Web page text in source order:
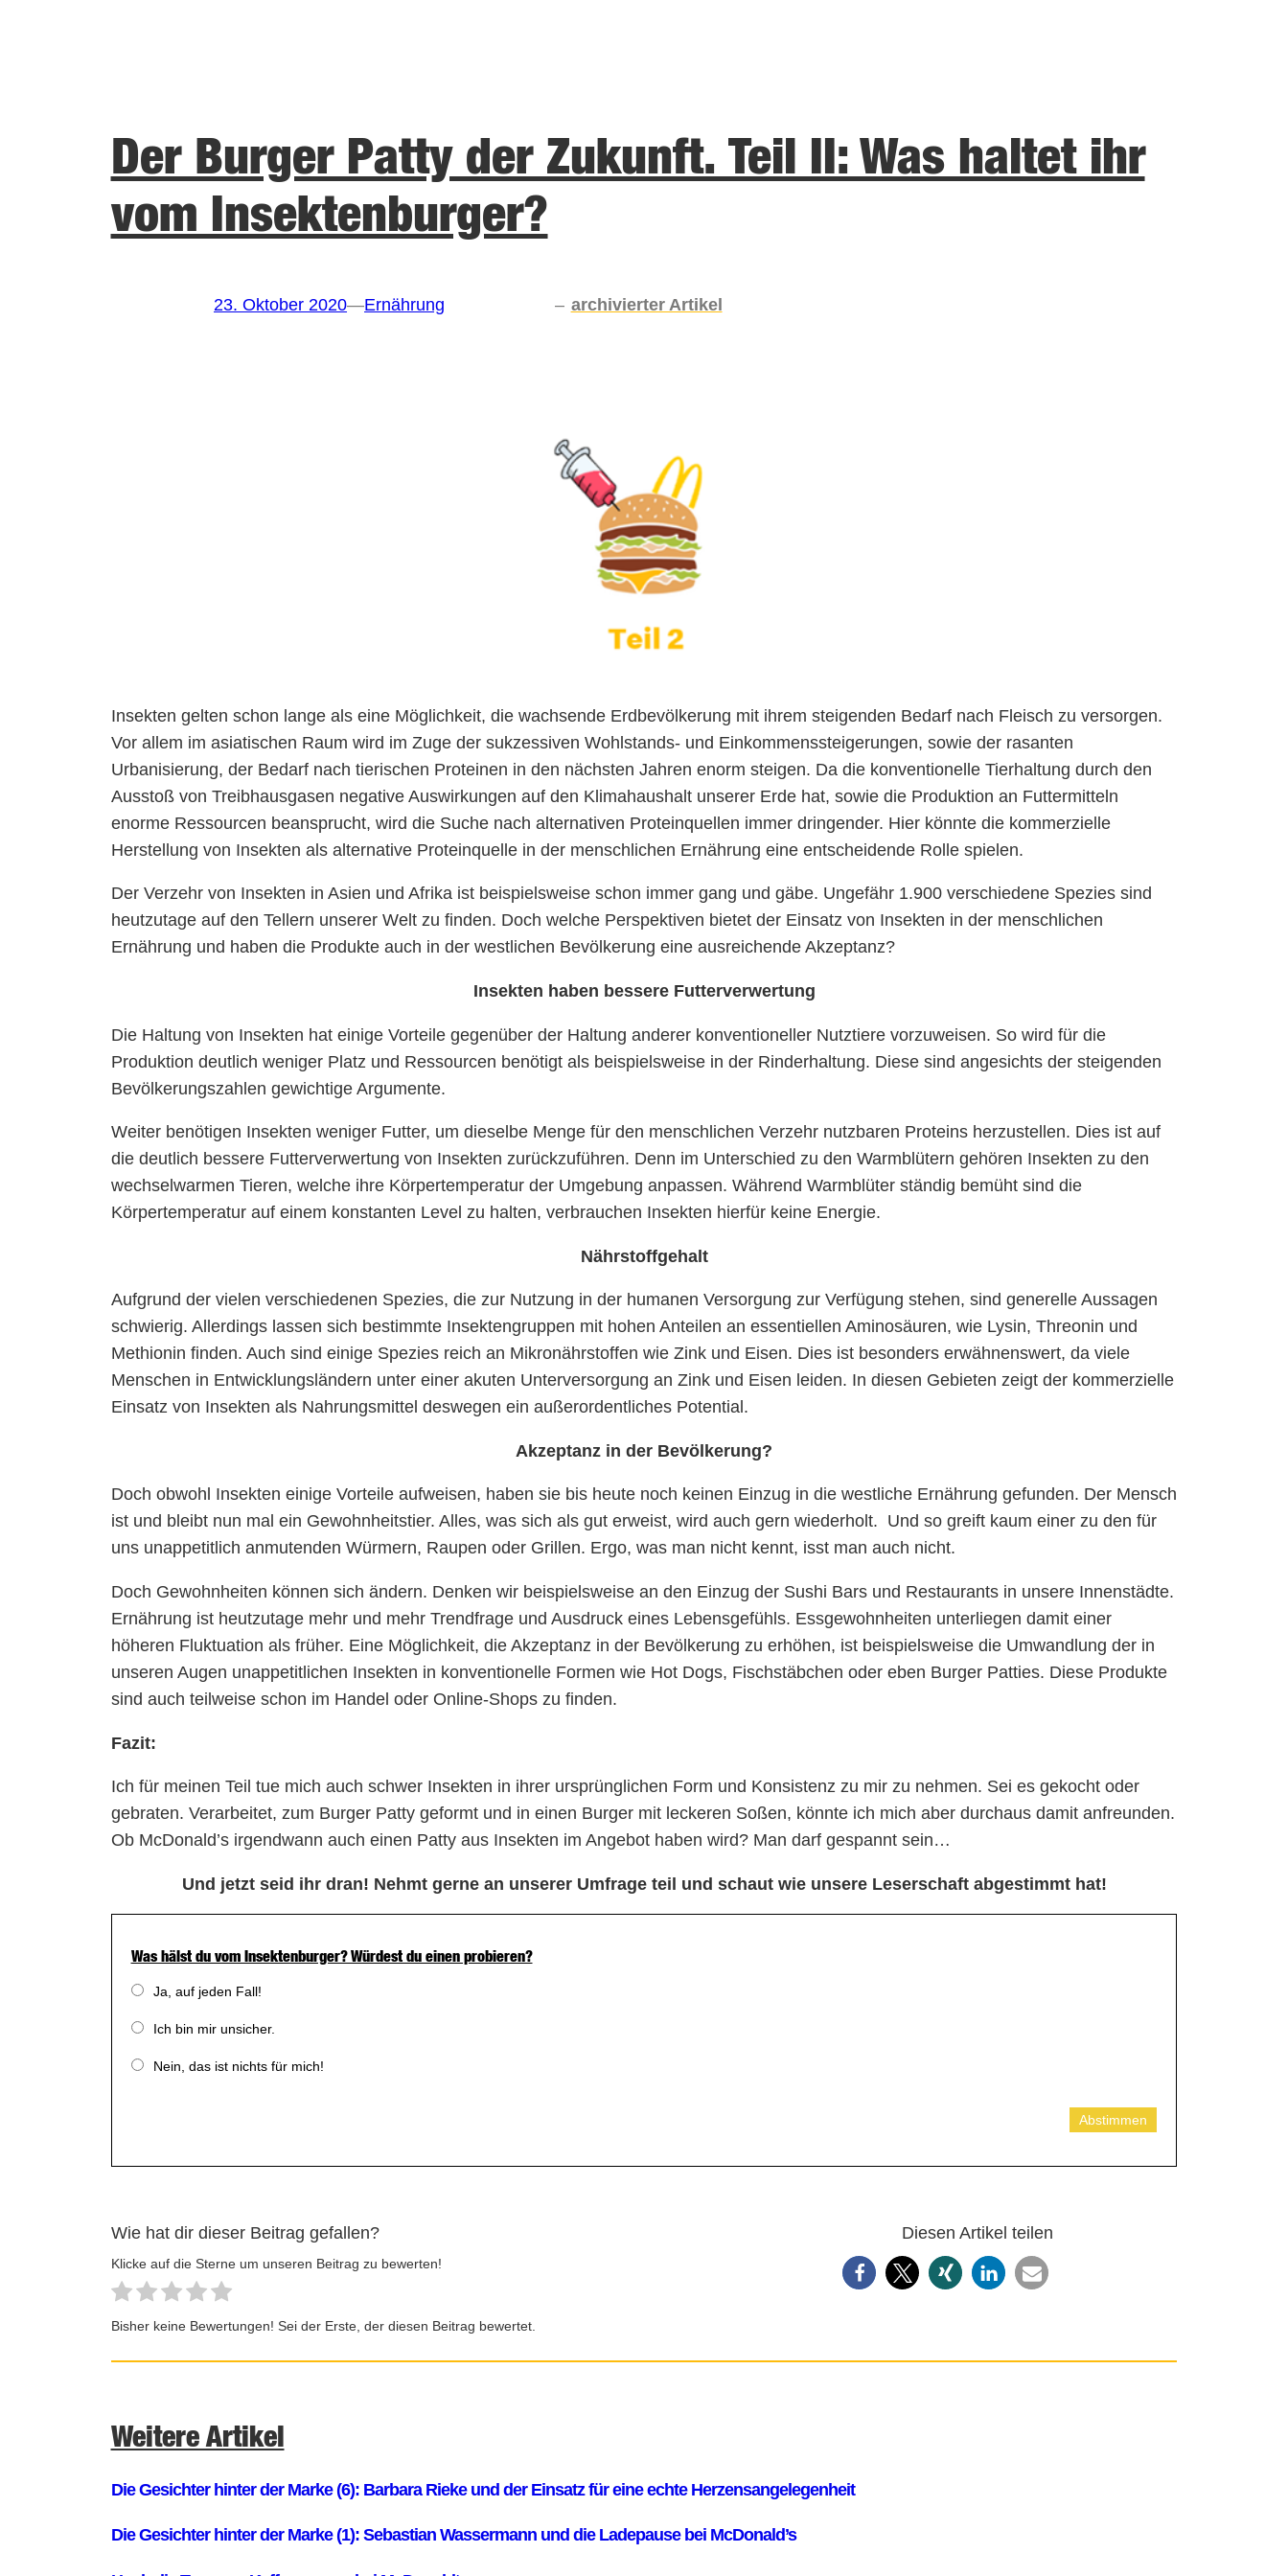
Der Burger Patty der Zukunft. Teil II: Was haltet ihr
vom Insektenburger?
23. Oktober 2020—Ernährung – archivierter Artikel
Insekten gelten schon lange als eine Möglichkeit, die wachsende Erdbevölkerung mit ihrem steigenden Bedarf nach Fleisch zu versorgen.
Vor allem im asiatischen Raum wird im Zuge der sukzessiven Wohlstands- und Einkommenssteigerungen, sowie der rasanten
Urbanisierung, der Bedarf nach tierischen Proteinen in den nächsten Jahren enorm steigen. Da die konventionelle Tierhaltung durch den
Ausstoß von Treibhausgasen negative Auswirkungen auf den Klimahaushalt unserer Erde hat, sowie die Produktion an Futtermitteln
enorme Ressourcen beansprucht, wird die Suche nach alternativen Proteinquellen immer dringender. Hier könnte die kommerzielle
Herstellung von Insekten als alternative Proteinquelle in der menschlichen Ernährung eine entscheidende Rolle spielen.
Der Verzehr von Insekten in Asien und Afrika ist beispielsweise schon immer gang und gäbe. Ungefähr 1.900 verschiedene Spezies sind
heutzutage auf den Tellern unserer Welt zu finden. Doch welche Perspektiven bietet der Einsatz von Insekten in der menschlichen
Ernährung und haben die Produkte auch in der westlichen Bevölkerung eine ausreichende Akzeptanz?
Insekten haben bessere Futterverwertung
Die Haltung von Insekten hat einige Vorteile gegenüber der Haltung anderer konventioneller Nutztiere vorzuweisen. So wird für die
Produktion deutlich weniger Platz und Ressourcen benötigt als beispielsweise in der Rinderhaltung. Diese sind angesichts der steigenden
Bevölkerungszahlen gewichtige Argumente.
Weiter benötigen Insekten weniger Futter, um dieselbe Menge für den menschlichen Verzehr nutzbaren Proteins herzustellen. Dies ist auf
die deutlich bessere Futterverwertung von Insekten zurückzuführen. Denn im Unterschied zu den Warmblütern gehören Insekten zu den
wechselwarmen Tieren, welche ihre Körpertemperatur der Umgebung anpassen. Während Warmblüter ständig bemüht sind die
Körpertemperatur auf einem konstanten Level zu halten, verbrauchen Insekten hierfür keine Energie.
Nährstoffgehalt
Aufgrund der vielen verschiedenen Spezies, die zur Nutzung in der humanen Versorgung zur Verfügung stehen, sind generelle Aussagen
schwierig. Allerdings lassen sich bestimmte Insektengruppen mit hohen Anteilen an essentiellen Aminosäuren, wie Lysin, Threonin und
Methionin finden. Auch sind einige Spezies reich an Mikronährstoffen wie Zink und Eisen. Dies ist besonders erwähnenswert, da viele
Menschen in Entwicklungsländern unter einer akuten Unterversorgung an Zink und Eisen leiden. In diesen Gebieten zeigt der kommerzielle
Einsatz von Insekten als Nahrungsmittel deswegen ein außerordentliches Potential.
Akzeptanz in der Bevölkerung?
Doch obwohl Insekten einige Vorteile aufweisen, haben sie bis heute noch keinen Einzug in die westliche Ernährung gefunden. Der Mensch
ist und bleibt nun mal ein Gewohnheitstier. Alles, was sich als gut erweist, wird auch gern wiederholt. Und so greift kaum einer zu den für
uns unappetitlich anmutenden Würmern, Raupen oder Grillen. Ergo, was man nicht kennt, isst man auch nicht.
Doch Gewohnheiten können sich ändern. Denken wir beispielsweise an den Einzug der Sushi Bars und Restaurants in unsere Innenstädte.
Ernährung ist heutzutage mehr und mehr Trendfrage und Ausdruck eines Lebensgefühls. Essgewohnheiten unterliegen damit einer
höheren Fluktuation als früher. Eine Möglichkeit, die Akzeptanz in der Bevölkerung zu erhöhen, ist beispielsweise die Umwandlung der in
unseren Augen unappetitlichen Insekten in konventionelle Formen wie Hot Dogs, Fischstäbchen oder eben Burger Patties. Diese Produkte
sind auch teilweise schon im Handel oder Online-Shops zu finden.
Fazit:
Ich für meinen Teil tue mich auch schwer Insekten in ihrer ursprünglichen Form und Konsistenz zu mir zu nehmen. Sei es gekocht oder
gebraten. Verarbeitet, zum Burger Patty geformt und in einen Burger mit leckeren Soßen, könnte ich mich aber durchaus damit anfreunden.
Ob McDonald’s irgendwann auch einen Patty aus Insekten im Angebot haben wird? Man darf gespannt sein…
Und jetzt seid ihr dran! Nehmt gerne an unserer Umfrage teil und schaut wie unsere Leserschaft abgestimmt hat!
Was hälst du vom Insektenburger? Würdest du einen probieren?
Ja, auf jeden Fall!
Ich bin mir unsicher.
Nein, das ist nichts für mich!
Abstimmen
Wie hat dir dieser Beitrag gefallen?
Klicke auf die Sterne um unseren Beitrag zu bewerten!
Bisher keine Bewertungen! Sei der Erste, der diesen Beitrag bewertet.
Diesen Artikel teilen
Weitere Artikel